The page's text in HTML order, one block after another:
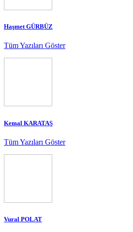
Haşmet GÜRBÜZ
Tüm Yazıları Göster
Kemal KARATAŞ
Tüm Yazıları Göster
Vural POLAT